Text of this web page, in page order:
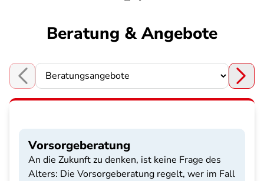
Beratung & Angebote
Choose a section
Vorsorgeberatung
An die Zukunft zu denken, ist keine Frage des
Alters: Die Vorsorgeberatung regelt, wer im Fall